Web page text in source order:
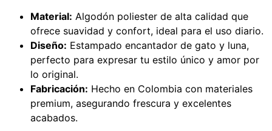
Material: Algodón poliester de alta calidad que
ofrece suavidad y confort, ideal para el uso diario.
Diseño: Estampado encantador de gato y luna,
perfecto para expresar tu estilo único y amor por
lo original.
Fabricación: Hecho en Colombia con materiales
premium, asegurando frescura y excelentes
acabados.